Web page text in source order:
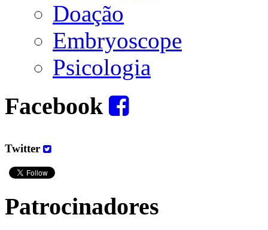
Doação
Embryoscope
Psicologia
Facebook
Twitter
Patrocinadores